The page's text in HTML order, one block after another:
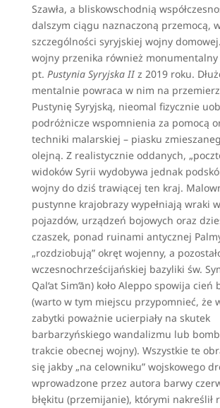
Szawła, a bliskowschodnią
dalszym ciągu naznaczoną przemocą,
szczególności syryjskiej wojny
wojny przenika również monumentalny
pt. Pustynia Syryjska IIz 2019 roku.
mentalnie powraca w nim na
Pustynię Syryjską, nieomal fizycznie
podróżnicze wspomnienia za pomocą
techniki malarskiej – piasku
olejną. Z realistycznie oddanych,
widoków Syrii wydobywa jednak
wojny do dziś trawiącej ten kraj.
pustynne krajobrazy wypełniają wraki
pojazdów, urządzeń bojowych oraz
czaszek, ponad ruinami antycznej
„rozdziobują” okręt wojenny, a
wczesnochrześcijańskiej bazyliki św.
Qal‘at Sim‘ān) koło Aleppo spowija cień
(warto w tym miejscu przypomnieć, że
zabytki poważnie ucierpiały na skutek
barbarzyńskiego wandalizmu lub
trakcie obecnej wojny). Wszystkie te
się jakby „na celowniku” wojskowego
wprowadzone przez autora barwy
błękitu (przemijanie), którymi nakreślił